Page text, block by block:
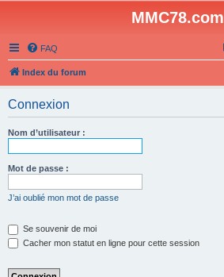
MMC78.com
FAQ
Index du forum
Connexion
Nom d’utilisateur :
Mot de passe :
J’ai oublié mon mot de passe
Se souvenir de moi
Cacher mon statut en ligne pour cette session